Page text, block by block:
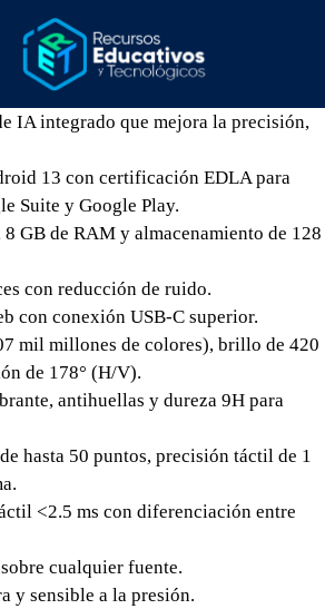
IA integrado que mejora la precisión,
13 con certificación EDLA para
Suite y Google Play.
GB de RAM y almacenamiento de 128
con reducción de ruido.
con conexión USB-C superior.
mil millones de colores), brillo de 420
de 178° (H/V).
antihuellas y dureza 9H para
hasta 50 puntos, precisión táctil de 1
<2.5 ms con diferenciación entre
cualquier fuente.
y sensible a la presión.